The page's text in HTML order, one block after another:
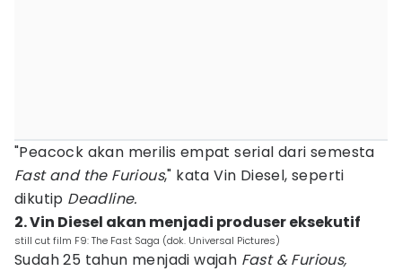
"Peacock akan merilis empat serial dari semesta
Fast and the Furious," kata Vin Diesel, seperti
dikutip Deadline.
2. Vin Diesel akan menjadi produser eksekutif
still cut film F9: The Fast Saga (dok. Universal Pictures)
Sudah 25 tahun menjadi wajah Fast & Furious,